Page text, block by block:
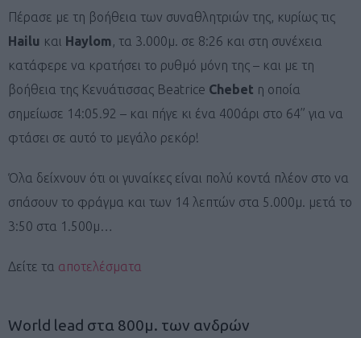
Πέρασε με τη βοήθεια των συναθλητριών της, κυρίως τις
Hailu και Haylom, τα 3.000μ. σε 8:26 και στη συνέχεια
κατάφερε να κρατήσει το ρυθμό μόνη της – και με τη
βοήθεια της Κενυάτισσας Beatrice Chebet η οποία
σημείωσε 14:05.92 – και πήγε κι ένα 400άρι στο 64” για να
φτάσει σε αυτό το μεγάλο ρεκόρ!
Όλα δείχνουν ότι οι γυναίκες είναι πολύ κοντά πλέον στο να
σπάσουν το φράγμα και των 14 λεπτών στα 5.000μ. μετά το
3:50 στα 1.500μ…
Δείτε τα αποτελέσματα
World lead στα 800μ. των ανδρών